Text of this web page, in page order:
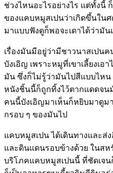
ช่วงไหนอะไรอย่างไร แต่ทั้งนี้
ของแคบหมูสเปนว่าเกิดขึ้นในศ
มาแบบฟังดูก็พอจะเดาได้ว่ามัน
เรื่องมันมีอยู่ว่ามีชาวนาสเปน
บังเอิญ เพราะหมูที่เขาเลี้ยงเอ
มัน ซึ่งก็ไม่รู้ว่ามันไปสีแบบไห
หนังชิ้นนี้ก็ถูกทิ้งไว้ตากแดดจ
คนนี้บังเอิญมาเห็นก็หยิบมาดูม
กรอบ ๆ ของมันไป
แคบหมูสเปน ได้เดินทางและ
และดินแดนรอบข้างด้วย ในส
บริโภคแคบหมูสเปนนี้ ที่ชัดเจ